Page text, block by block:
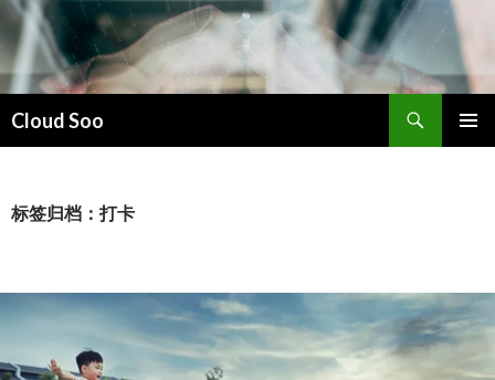
Cloud Soo
索
文
标签归档：打卡